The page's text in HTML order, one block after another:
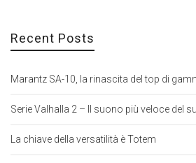
Recent Posts
Marantz SA-10, la rinascita del top di
Serie Valhalla 2 – Il suono più veloce del
La chiave della versatilità è Totem